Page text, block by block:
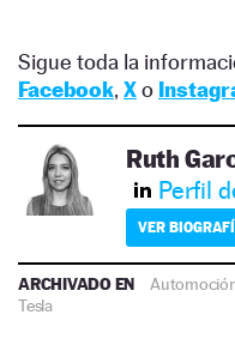
Sigue toda la
Facebook, Xo
Ruth
Perfil
VER
ARCHIVADO EN
Tesla